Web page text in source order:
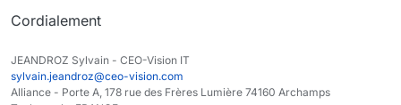
Cordialement
JEANDROZ Sylvain - CEO-Vision IT
sylvain.jeandroz@ceo-vision.com
Alliance - Porte A, 178 rue des Frères Lumière 74160 Archamps